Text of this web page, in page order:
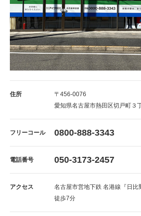
住所
〒456-0076
愛知県名古屋市熱田区切戸町３
フリーコール 0800-888-3343
電話番号 050-3173-2457
アクセス
名古屋市営地下鉄 名港線『日比
徒歩7分